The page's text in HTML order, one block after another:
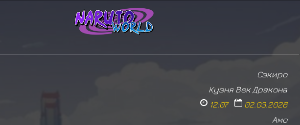
Сэкиро
Кузня Век Дракона
12:07 02.03.2026
Амо